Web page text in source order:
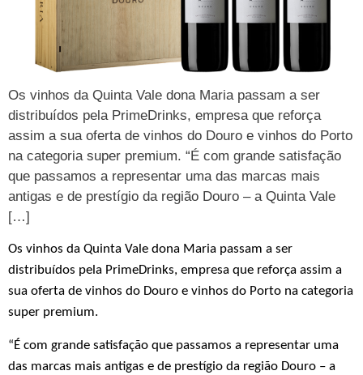
Os vinhos da Quinta Vale dona Maria passam a ser
distribuídos pela PrimeDrinks, empresa que reforça
assim a sua oferta de vinhos do Douro e vinhos do Porto
na categoria super premium. “É com grande satisfação
que passamos a representar uma das marcas mais
antigas e de prestígio da região Douro – a Quinta Vale
[…]
Os vinhos da Quinta Vale dona Maria passam a ser
distribuídos pela PrimeDrinks, empresa que reforça assim a
sua oferta de vinhos do Douro e vinhos do Porto na categoria
super premium.
“É com grande satisfação que passamos a representar uma
das marcas mais antigas e de prestígio da região Douro – a